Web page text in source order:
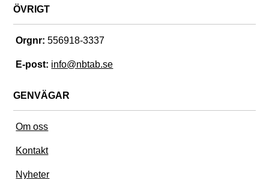
ÖVRIGT
Orgnr: 556918-3337
E-post: info@nbtab.se
GENVÄGAR
Om oss
Kontakt
Nyheter